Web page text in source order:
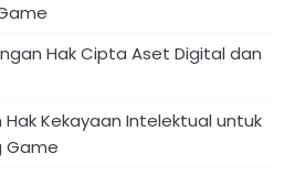
Hak Cipta Aset Digital dan
Kekayaan Intelektual untuk
Game